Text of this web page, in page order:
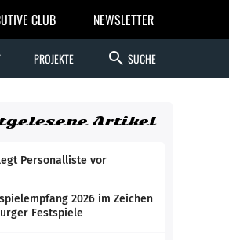
CLUB NEWSLETTER
PROJEKTE search SUCHE
Artikel
Personalliste vor
2026 im Zeichen
Festspiele